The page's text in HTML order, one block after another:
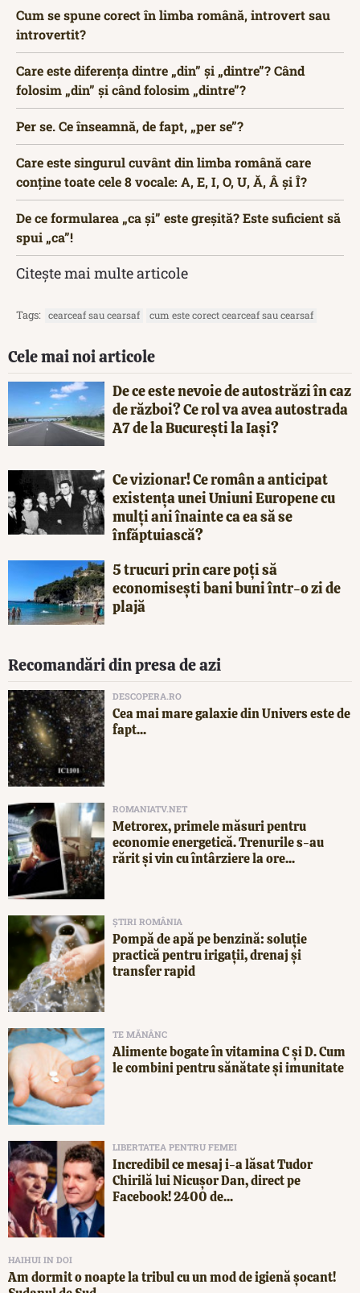
Cum se spune corect în limba română, introvert sau
introvertit?
Care este diferența dintre „din” și „dintre”? Când
folosim „din” și când folosim „dintre”?
Per se. Ce înseamnă, de fapt, „per se”?
Care este singurul cuvânt din limba română care
conține toate cele 8 vocale: A, E, I, O, U, Ă, Â și Î?
De ce formularea „ca și” este greșită? Este suficient să
spui „ca”!
Citește mai multe articole
Tags: cearceaf sau cearsaf cum este corect cearceaf sau cearsaf
Cele mai noi articole
De ce este nevoie de autostrăzi în caz
de război? Ce rol va avea autostrada
A7 de la București la Iași?
Ce vizionar! Ce român a anticipat
existența unei Uniuni Europene cu
mulți ani înainte ca ea să se
înfăptuiască?
5 trucuri prin care poți să
economisești bani buni într-o zi de
plajă
Recomandări din presa de azi
DESCOPERA.RO
Cea mai mare galaxie din Univers este de
fapt...
ROMANIATV.NET
Metrorex, primele măsuri pentru
economie energetică. Trenurile s-au
rărit și vin cu întârziere la ore...
ȘTIRI ROMÂNIA
Pompă de apă pe benzină: soluție
practică pentru irigații, drenaj și
transfer rapid
TE MĂNÂNC
Alimente bogate în vitamina C și D. Cum
le combini pentru sănătate și imunitate
LIBERTATEA PENTRU FEMEI
Incredibil ce mesaj i-a lăsat Tudor
Chirilă lui Nicușor Dan, direct pe
Facebook! 2400 de...
HAIHUI IN DOI
Am dormit o noapte la tribul cu un mod de igienă șocant!